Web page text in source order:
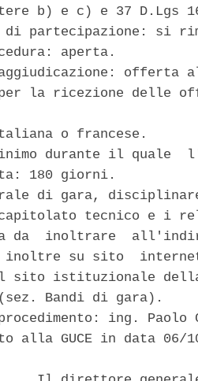
b) e c) e 37 D.Lgs
partecipazione: si
aperta.
offerta
la ricezione delle
o francese.
durante il quale
180 giorni.
di gara,
capitolato tecnico e i
da  inoltrare
su sito  internet
sito istituzionale
Bandi di gara).
ing. Paolo
alla GUCE in data 06/